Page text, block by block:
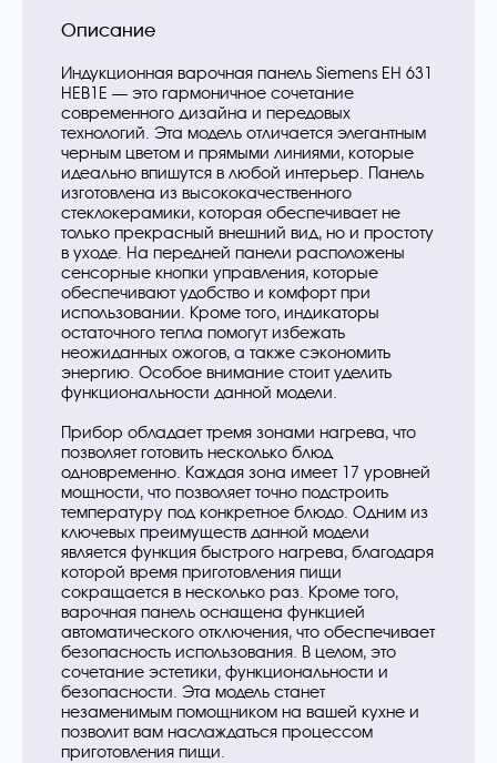
Описание
Индукционная варочная панель Siemens EH 631
HEB1E — это гармоничное сочетание
современного дизайна и передовых
технологий. Эта модель отличается элегантным
черным цветом и прямыми линиями, которые
идеально впишутся в любой интерьер. Панель
изготовлена из высококачественного
стеклокерамики, которая обеспечивает не
только прекрасный внешний вид, но и простоту
в уходе. На передней панели расположены
сенсорные кнопки управления, которые
обеспечивают удобство и комфорт при
использовании. Кроме того, индикаторы
остаточного тепла помогут избежать
неожиданных ожогов, а также сэкономить
энергию. Особое внимание стоит уделить
функциональности данной модели.
Прибор обладает тремя зонами нагрева, что
позволяет готовить несколько блюд
одновременно. Каждая зона имеет 17 уровней
мощности, что позволяет точно подстроить
температуру под конкретное блюдо. Одним из
ключевых преимуществ данной модели
является функция быстрого нагрева, благодаря
которой время приготовления пищи
сокращается в несколько раз. Кроме того,
варочная панель оснащена функцией
автоматического отключения, что обеспечивает
безопасность использования. В целом, это
сочетание эстетики, функциональности и
безопасности. Эта модель станет
незаменимым помощником на вашей кухне и
позволит вам наслаждаться процессом
приготовления пищи.